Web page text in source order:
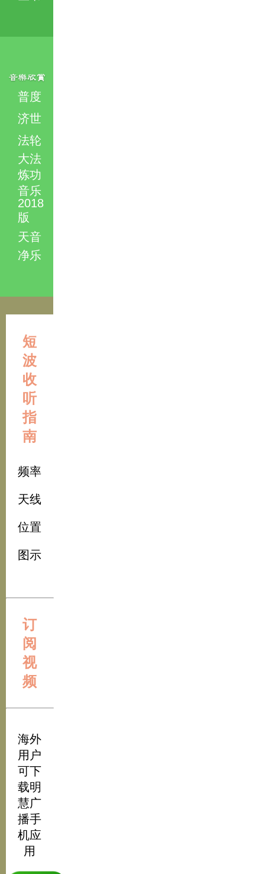
普度
济世
法轮
大法
炼功
音乐
2018
版
天音
净乐
短
波
收
听
指
南
频率
天线
位置
图示
订
阅
视
频
海外
用户
可下
载明
慧广
播手
机应
用